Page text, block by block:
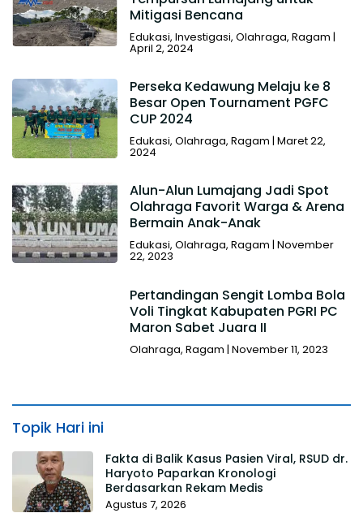
Mitigasi Bencana
Edukasi, Investigasi, Olahraga, Ragam |
April 2, 2024
Perseka Kedawung Melaju ke 8
Besar Open Tournament PGFC
CUP 2024
Edukasi, Olahraga, Ragam | Maret 22,
2024
Alun-Alun Lumajang Jadi Spot
Olahraga Favorit Warga & Arena
Bermain Anak-Anak
Edukasi, Olahraga, Ragam | November
22, 2023
Pertandingan Sengit Lomba Bola
Voli Tingkat Kabupaten PGRI PC
Maron Sabet Juara II
Olahraga, Ragam | November 11, 2023
Topik Hari ini
Fakta di Balik Kasus Pasien Viral, RSUD dr.
Haryoto Paparkan Kronologi
Berdasarkan Rekam Medis
Agustus 7, 2026